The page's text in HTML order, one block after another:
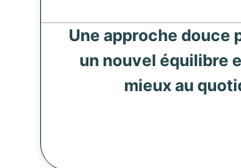
Une approche douce
un nouvel équilibre
mieux au